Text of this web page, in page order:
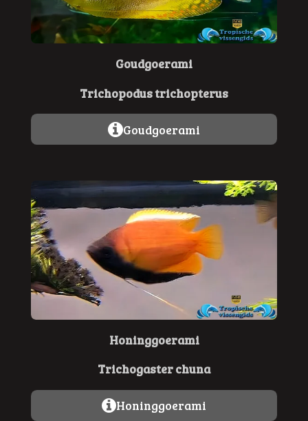
Goudgoerami
Trichopodus trichopterus
Goudgoerami
Honinggoerami
Trichogaster chuna
Honinggoerami